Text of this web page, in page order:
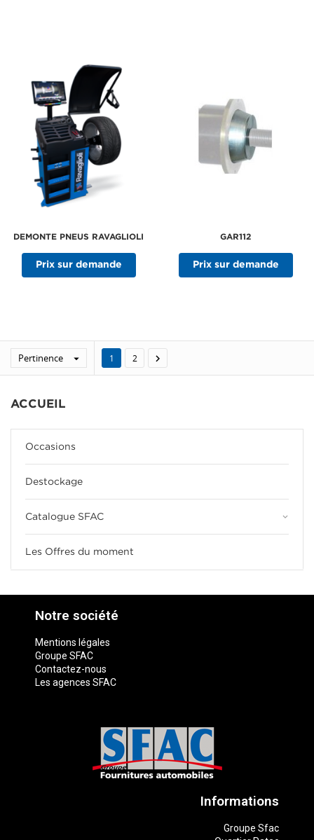
ACCUEIL
Occasions
Destockage
Catalogue SFAC keyboard_arrow_down
Les Offres du moment
DEMONTE PNEUS RAVAGLIOLI
Prix sur demande
GAR112
Prix sur demande
Pertinence  1 2 
Notre société
Mentions légales
Groupe SFAC
Contactez-nous
Les agences SFAC
Informations
Groupe Sfac